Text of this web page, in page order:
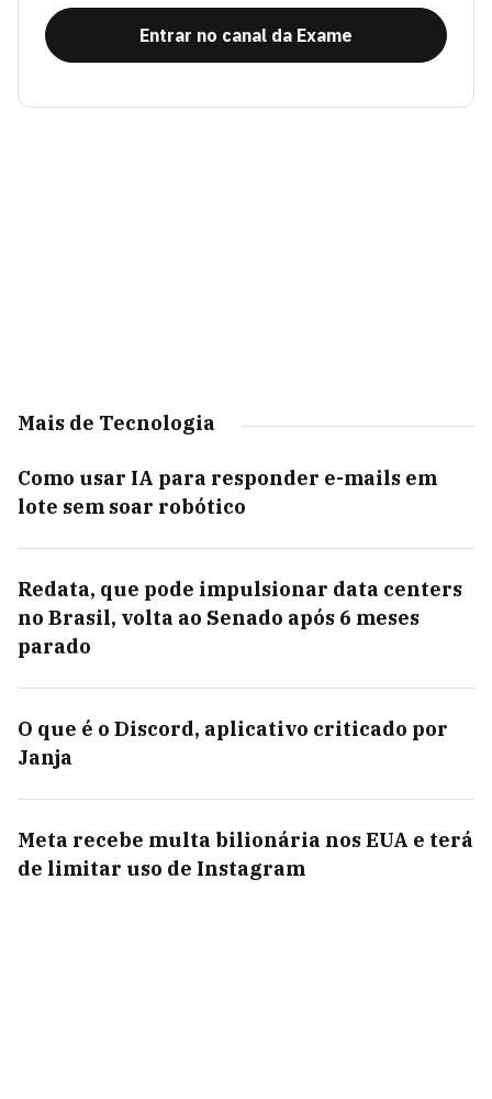
Entrar no canal da Exame
Mais de Tecnologia
Como usar IA para responder e-mails em
lote sem soar robótico
Redata, que pode impulsionar data centers
no Brasil, volta ao Senado após 6 meses
parado
O que é o Discord, aplicativo criticado por
Janja
Meta recebe multa bilionária nos EUA e terá
de limitar uso de Instagram